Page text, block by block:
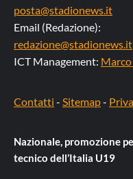
posta@stadionews.it
Email (Redazione):
redazione@stadionews.it
ICT Management:
Contatti - Sitemap-
Nazionale, promozione
tecnico dell’Italia U19